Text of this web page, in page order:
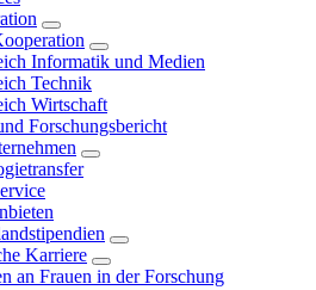
Informatik und Medien
Technik
Wirtschaft
Forschungsbericht
Karriere
an Frauen in der Forschung